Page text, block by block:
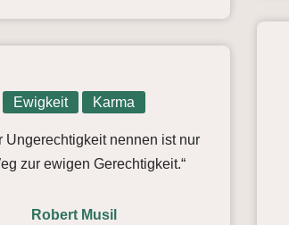
Ewigkeit Karma
Ungerechtigkeit nennen ist nur
zur ewigen Gerechtigkeit.“
Robert Musil